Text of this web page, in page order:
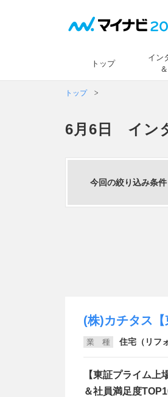
トップ
イン
トップ
6月6日 イン
今回の絞り込み条件
(株)カチタス【
業 種 住宅（リフ
【東証プライム
＆社員満足度